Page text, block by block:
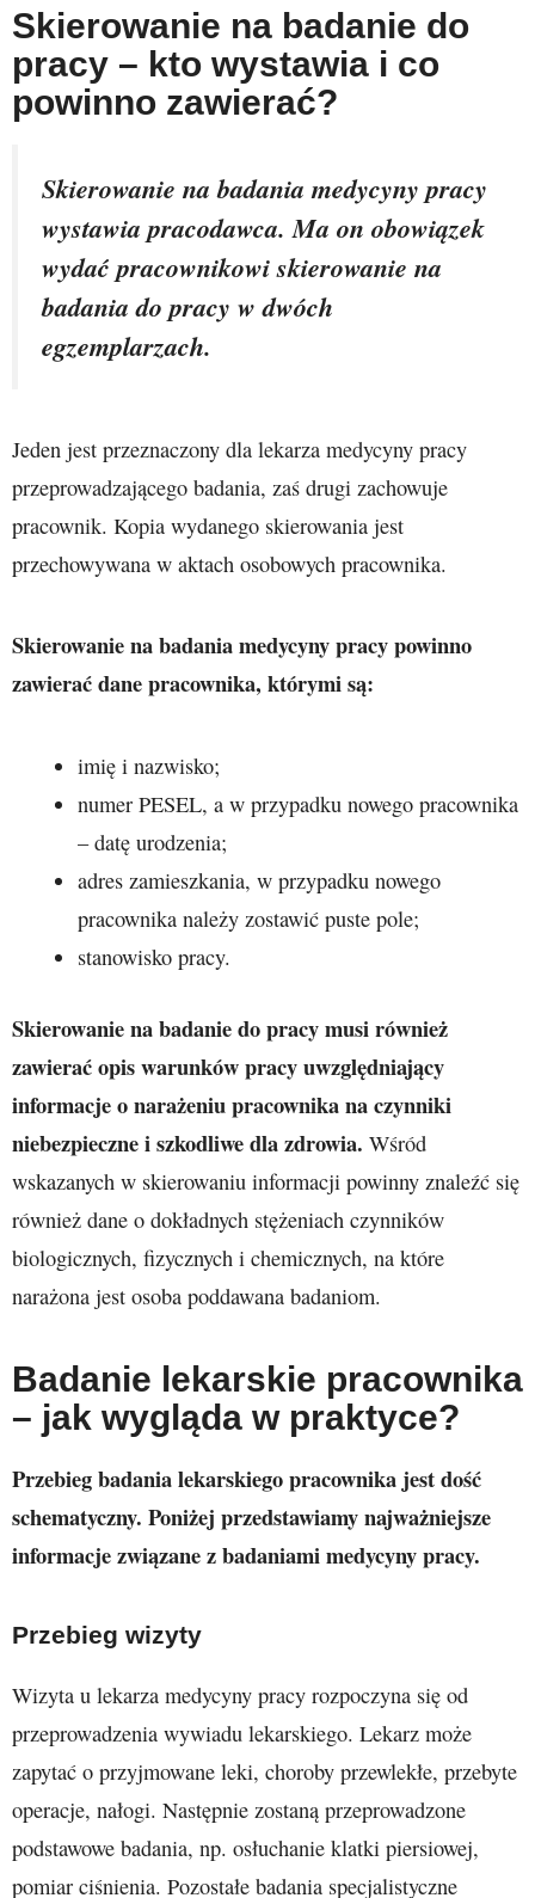
Skierowanie na badanie do
pracy – kto wystawia i co
powinno zawierać?
Skierowanie na badania medycyny pracy
wystawia pracodawca. Ma on obowiązek
wydać pracownikowi skierowanie na
badania do pracy w dwóch
egzemplarzach.
Jeden jest przeznaczony dla lekarza medycyny pracy
przeprowadzającego badania, zaś drugi zachowuje
pracownik. Kopia wydanego skierowania jest
przechowywana w aktach osobowych pracownika.
Skierowanie na badania medycyny pracy powinno
zawierać dane pracownika, którymi są:
imię i nazwisko;
numer PESEL, a w przypadku nowego pracownika
– datę urodzenia;
adres zamieszkania, w przypadku nowego
pracownika należy zostawić puste pole;
stanowisko pracy.
Skierowanie na badanie do pracy musi również
zawierać opis warunków pracy uwzględniający
informacje o narażeniu pracownika na czynniki
niebezpieczne i szkodliwe dla zdrowia. Wśród
wskazanych w skierowaniu informacji powinny znaleźć się
również dane o dokładnych stężeniach czynników
biologicznych, fizycznych i chemicznych, na które
narażona jest osoba poddawana badaniom.
Badanie lekarskie pracownika
– jak wygląda w praktyce?
Przebieg badania lekarskiego pracownika jest dość
schematyczny. Poniżej przedstawiamy najważniejsze
informacje związane z badaniami medycyny pracy.
Przebieg wizyty
Wizyta u lekarza medycyny pracy rozpoczyna się od
przeprowadzenia wywiadu lekarskiego. Lekarz może
zapytać o przyjmowane leki, choroby przewlekłe, przebyte
operacje, nałogi. Następnie zostaną przeprowadzone
podstawowe badania, np. osłuchanie klatki piersiowej,
pomiar ciśnienia. Pozostałe badania specjalistyczne